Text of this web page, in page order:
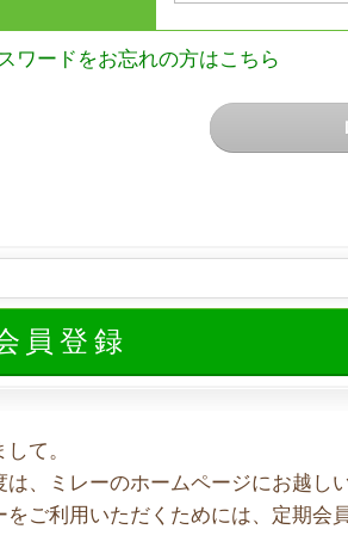
ワードをお忘れの方はこちら
員登録
て。
は、ミレーのホームページにお越し
をご利用いただくためには、定期会